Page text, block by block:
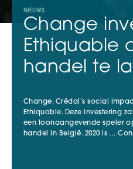
NIEUWS
Change
Ethiquable
handel te
Change, Crédal’s social
Ethiquable. Deze investering
een toonaangevende speler
handel in België. 2020 is …